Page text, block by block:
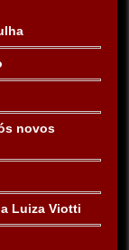
novos
Luiza Viotti